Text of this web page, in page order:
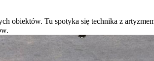
obiektów. Tu spotyka się technika z